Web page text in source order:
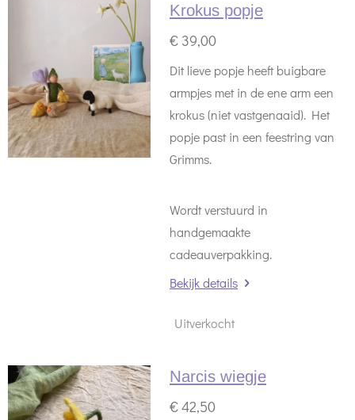
Krokus popje
€ 39,00
Dit lieve popje heeft buigbare
armpjes met in de ene arm een
krokus (niet vastgenaaid). Het
popje past in een feestring van
Grimms.
Wordt verstuurd in
handgemaakte
cadeauverpakking.
Bekijk details
Uitverkocht
Narcis wiegje
€ 42,50